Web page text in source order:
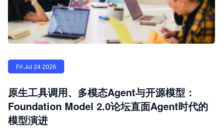
Fri Jul 24 2026
原生工具调用、多模态Agent与开源模型：
Foundation Model 2.0论坛直面Agent时代的
模型演进